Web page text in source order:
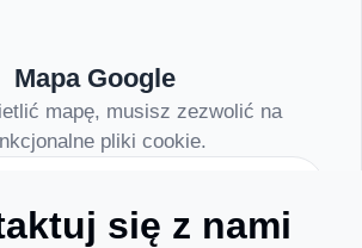
Mapa Google
mapę, musisz zezwolić na
pliki cookie.
się z nami